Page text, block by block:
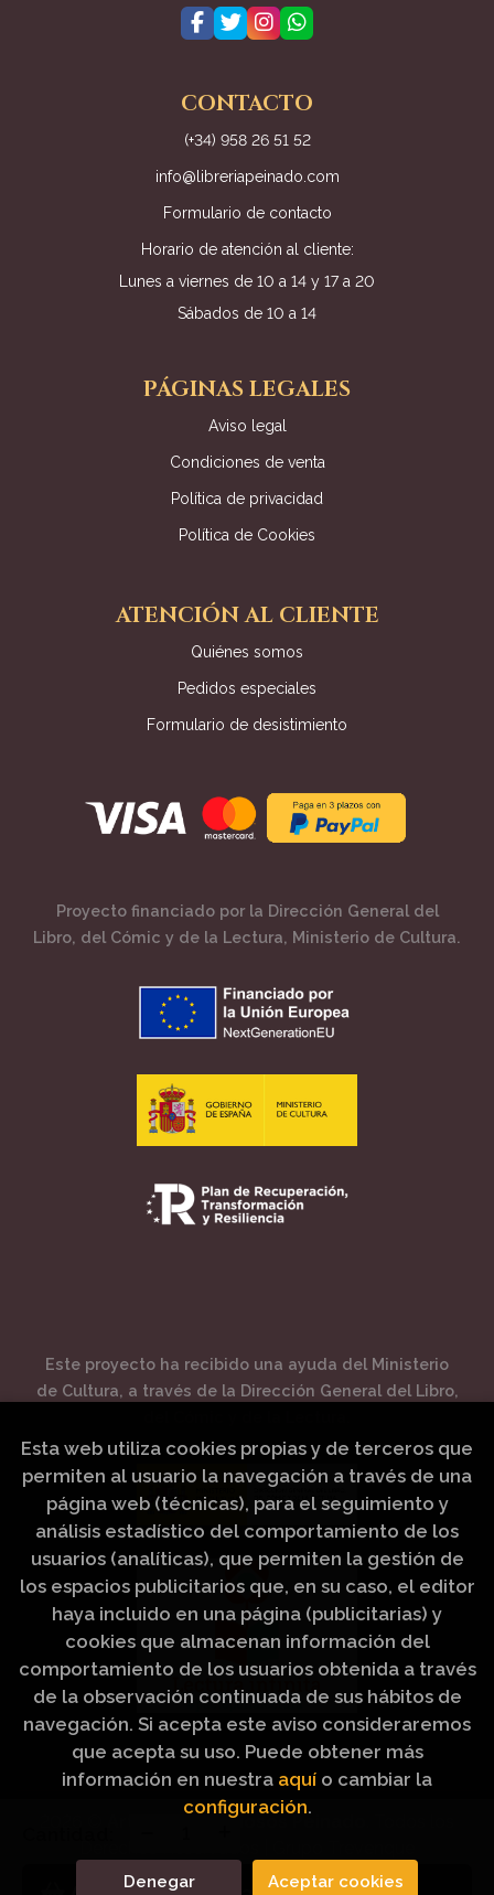
CONTACTO
(+34) 958 26 51 52
info@libreriapeinado.com
Formulario de contacto
Horario de atención al cliente:
Lunes a viernes de 10 a 14 y 17 a 20
Sábados de 10 a 14
PÁGINAS LEGALES
Aviso legal
Condiciones de venta
Política de privacidad
Política de Cookies
ATENCIÓN AL CLIENTE
Quiénes somos
Pedidos especiales
Formulario de desistimiento
Proyecto financiado por la Dirección General del
Libro, del Cómic y de la Lectura, Ministerio de Cultura.
Este proyecto ha recibido una ayuda del Ministerio
de Cultura, a través de la Dirección General del Libro,
Artículos Religiosos Peinado
Esta web utiliza cookies propias y de terceros que
permiten al usuario la navegación a través de una
página web (técnicas), para el seguimiento y
análisis estadístico del comportamiento de los
usuarios (analíticas), que permiten la gestión de
los espacios publicitarios que, en su caso, el editor
haya incluido en una página (publicitarias) y
cookies que almacenan información del
comportamiento de los usuarios obtenida a través
de la observación continuada de sus hábitos de
navegación. Si acepta este aviso consideraremos
que acepta su uso. Puede obtener más
información en nuestra aquí o cambiar la
configuración.
Denegar Aceptar cookies